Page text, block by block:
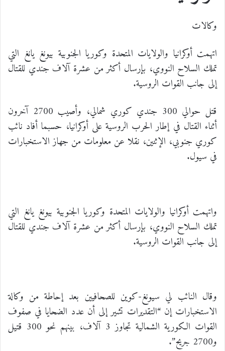
وكالات
اتهمت أوكرانيا والولايات المتحدة وكوريا الجنوبية بيونغ يانغ التي
تملك السلاح النووي، بإرسال أكثر من عشرة آلاف جندي للقتال
إلى جانب القوات الروسية.
قتل حوالي 300 جندي كوري شمالي، وأصيب 2700 آخرون
أثناء القتال في إطار الحرب الروسية على أوكرانيا، حسبما أفاد نائب
كوري جنوبي، الإثنين، نقلا عن معلومات من جهاز الاستخبارات
في سيول.
واتهمت أوكرانيا والولايات المتحدة وكوريا الجنوبية بيونغ يانغ التي
تملك السلاح النووي، بإرسال أكثر من عشرة آلاف جندي للقتال
إلى جانب القوات الروسية.
وقال النائب لي سيونغ-كوين للصحافيين بعد إحاطة من وكالة
الاستخبارات إن “التقديرات تشير إلى أن عدد الضحايا في صفوف
القوات الكورية الشمالية تجاوز 3 آلاف، بينهم نحو 300 قتيل
و2700 جريح”.